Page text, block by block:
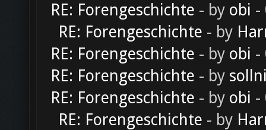
RE: Forengeschichte - by obi -
RE: Forengeschichte - by
RE: Forengeschichte - by obi -
RE: Forengeschichte - by
RE: Forengeschichte - by obi -
RE: Forengeschichte - by